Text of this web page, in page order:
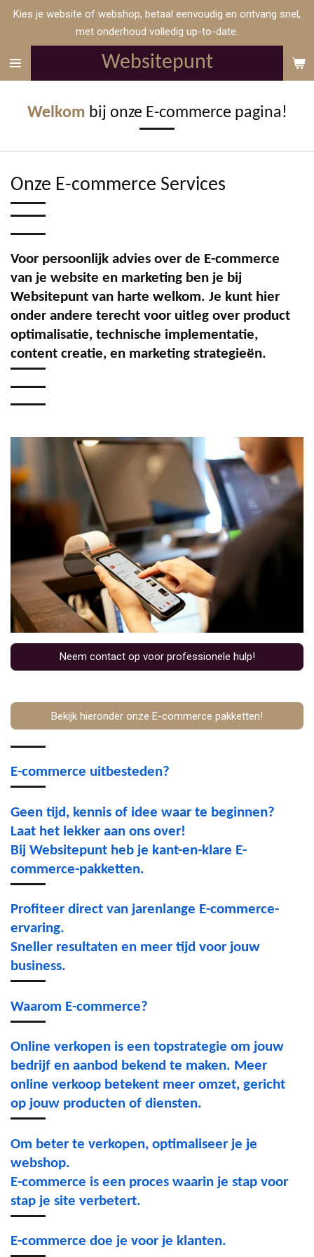
Ga
de
Websitepunt
Kies je website of webshop, betaal eenvoudig en ontvang snel,
met onderhoud volledig up-to-date.
Welkom bij onze E-commerce pagina!
Onze E-commerce Services
Voor persoonlijk advies over de E-commerce
van je website en marketing ben je bij
Websitepunt van harte welkom. Je kunt hier
onder andere terecht voor uitleg over product
optimalisatie, technische implementatie,
content creatie, en marketing strategieën.
Neem contact op voor professionele hulp!
Bekijk hieronder onze E-commerce pakketten!
E-commerce uitbesteden?
Geen tijd, kennis of idee waar te beginnen?
Laat het lekker aan ons over!
Bij Websitepunt heb je kant-en-klare E-
commerce-pakketten.
Profiteer direct van jarenlange E-commerce-
ervaring.
Sneller resultaten en meer tijd voor jouw
business.
Waarom E-commerce?
Online verkopen is een topstrategie om jouw
bedrijf en aanbod bekend te maken. Meer
online verkoop betekent meer omzet, gericht
op jouw producten of diensten.
Om beter te verkopen, optimaliseer je je
webshop.
E-commerce is een proces waarin je stap voor
stap je site verbetert.
E-commerce doe je voor je klanten.